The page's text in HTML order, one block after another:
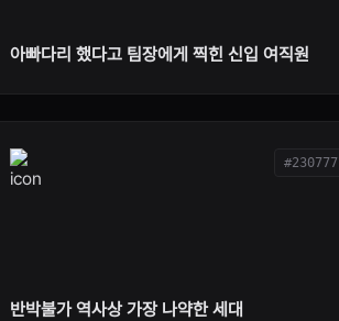
아빠다리 했다고 팀장에게 찍힌 신입 여직원
#230777
반박불가 역사상 가장 나약한 세대